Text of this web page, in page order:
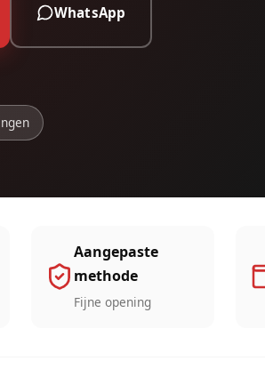
WhatsApp
Aangepaste
methode
Fijne opening